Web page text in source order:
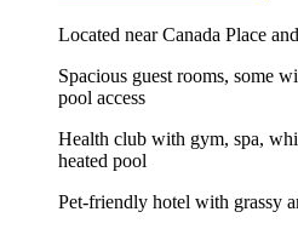
Located near Canada Place
Spacious guest rooms, some
pool access
Health club with gym, spa,
heated pool
Pet-friendly hotel with grassy